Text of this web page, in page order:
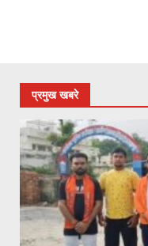
प्रमुख खबरे